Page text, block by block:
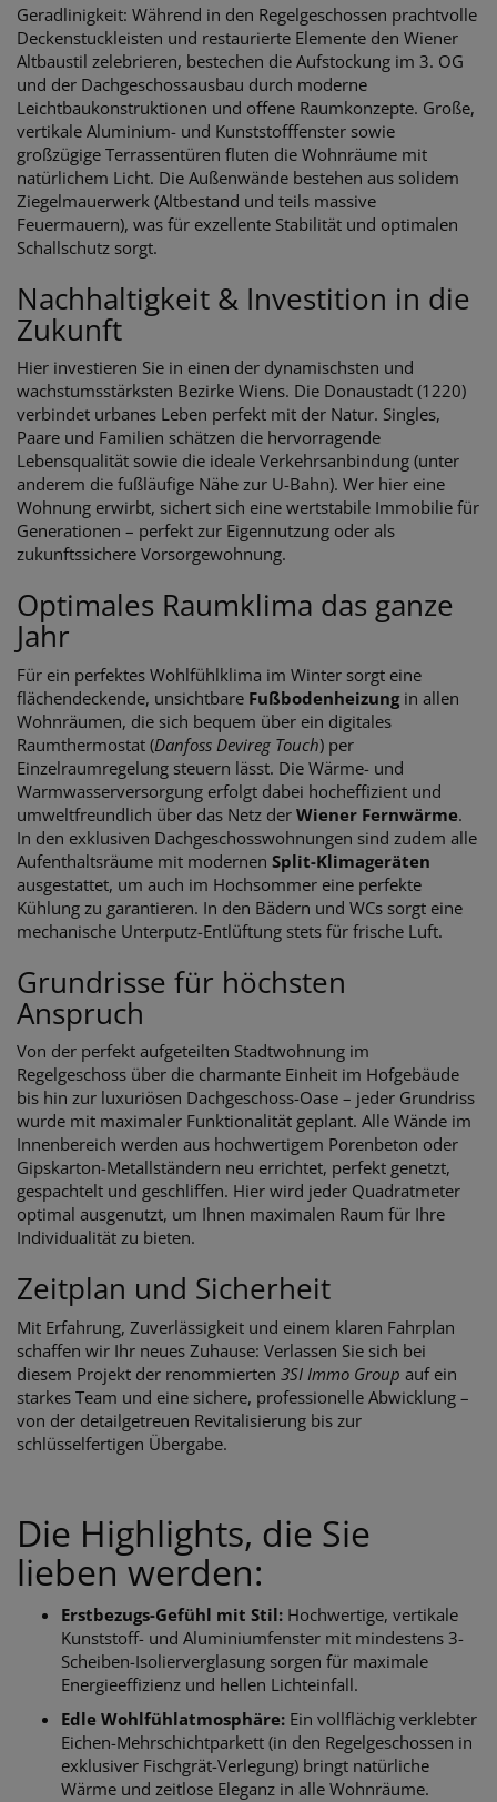
Geradlinigkeit: Während in den Regelgeschossen prachtvolle
Deckenstuckleisten und restaurierte Elemente den Wiener
Altbaustil zelebrieren, bestechen die Aufstockung im 3. OG
und der Dachgeschossausbau durch moderne
Leichtbaukonstruktionen und offene Raumkonzepte. Große,
vertikale Aluminium- und Kunststofffenster sowie
großzügige Terrassentüren fluten die Wohnräume mit
natürlichem Licht. Die Außenwände bestehen aus solidem
Ziegelmauerwerk (Altbestand und teils massive
Feuermauern), was für exzellente Stabilität und optimalen
Schallschutz sorgt.
Nachhaltigkeit & Investition in die
Zukunft
Hier investieren Sie in einen der dynamischsten und
wachstumsstärksten Bezirke Wiens. Die Donaustadt (1220)
verbindet urbanes Leben perfekt mit der Natur. Singles,
Paare und Familien schätzen die hervorragende
Lebensqualität sowie die ideale Verkehrsanbindung (unter
anderem die fußläufige Nähe zur U-Bahn). Wer hier eine
Wohnung erwirbt, sichert sich eine wertstabile Immobilie für
Generationen – perfekt zur Eigennutzung oder als
zukunftssichere Vorsorgewohnung.
Optimales Raumklima das ganze
Jahr
Für ein perfektes Wohlfühlklima im Winter sorgt eine
flächendeckende, unsichtbare Fußbodenheizungin allen
Wohnräumen, die sich bequem über ein digitales
Raumthermostat (Danfoss Devireg Touch) per
Einzelraumregelung steuern lässt. Die Wärme- und
Warmwasserversorgung erfolgt dabei hocheffizient und
umweltfreundlich über das Netz der Wiener Fernwärme.
In den exklusiven Dachgeschosswohnungen sind zudem alle
Aufenthaltsräume mit modernen Split-Klimageräten
ausgestattet, um auch im Hochsommer eine perfekte
Kühlung zu garantieren. In den Bädern und WCs sorgt eine
mechanische Unterputz-Entlüftung stets für frische Luft.
Grundrisse für höchsten
Anspruch
Von der perfekt aufgeteilten Stadtwohnung im
Regelgeschoss über die charmante Einheit im Hofgebäude
bis hin zur luxuriösen Dachgeschoss-Oase – jeder Grundriss
wurde mit maximaler Funktionalität geplant. Alle Wände im
Innenbereich werden aus hochwertigem Porenbeton oder
Gipskarton-Metallständern neu errichtet, perfekt genetzt,
gespachtelt und geschliffen. Hier wird jeder Quadratmeter
optimal ausgenutzt, um Ihnen maximalen Raum für Ihre
Individualität zu bieten.
Zeitplan und Sicherheit
Mit Erfahrung, Zuverlässigkeit und einem klaren Fahrplan
schaffen wir Ihr neues Zuhause: Verlassen Sie sich bei
diesem Projekt der renommierten 3SI Immo Group auf ein
starkes Team und eine sichere, professionelle Abwicklung –
von der detailgetreuen Revitalisierung bis zur
schlüsselfertigen Übergabe.
Die Highlights, die Sie
lieben werden:
Erstbezugs-Gefühl mit Stil: Hochwertige, vertikale
Kunststoff- und Aluminiumfenster mit mindestens 3-
Scheiben-Isolierverglasung sorgen für maximale
Energieeffizienz und hellen Lichteinfall.
Edle Wohlfühlatmosphäre: Ein vollflächig verklebter
Eichen-Mehrschichtparkett (in den Regelgeschossen in
exklusiver Fischgrät-Verlegung) bringt natürliche
Wärme und zeitlose Eleganz in alle Wohnräume.